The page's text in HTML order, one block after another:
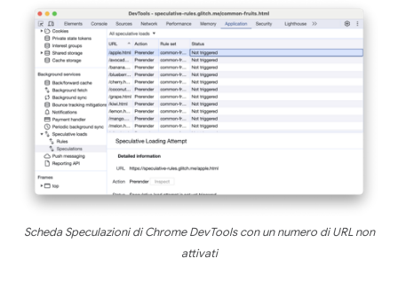
Scheda Speculazioni di Chrome DevTools con un numero di URL non
attivati